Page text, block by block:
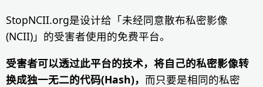
StopNCII.org是设计给「未经同意散布私密影像
(NCII)」的受害者使用的免费平台。
受害者可以透过此平台的技术，将自己的私密影像转
换成独一无二的代码(Hash)， 而只要是相同的私密